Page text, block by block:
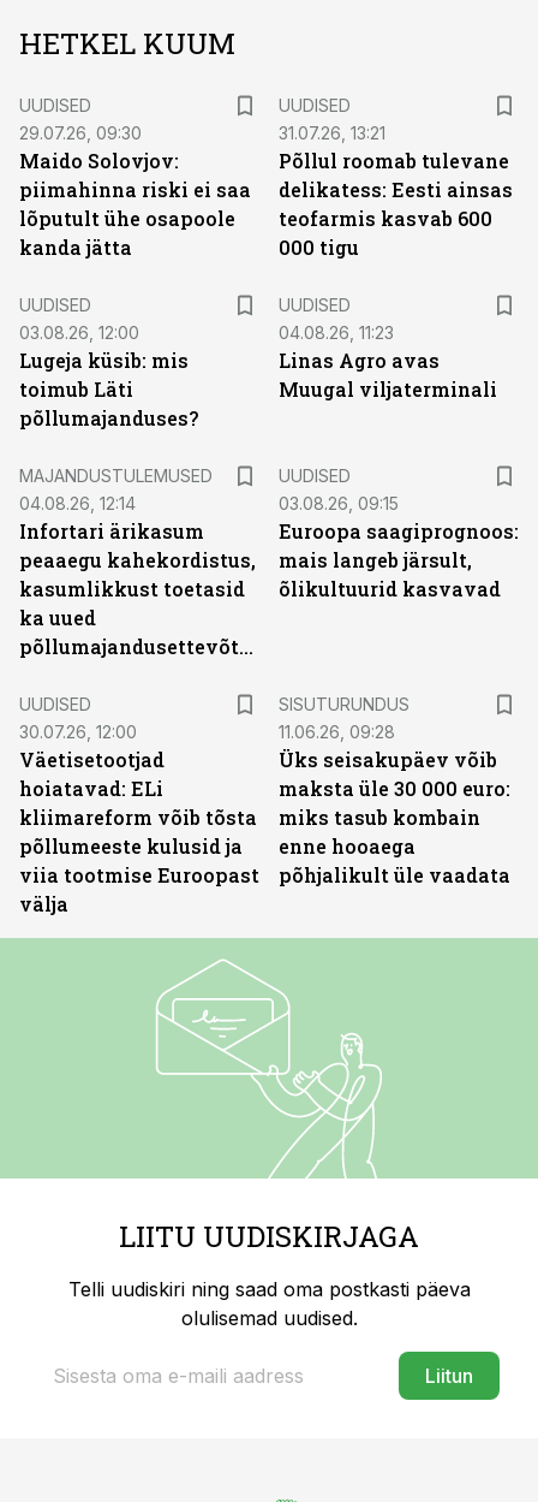
HETKEL KUUM
UUDISED
29.07.26, 09:30
Maido Solovjov:
piimahinna riski ei saa
lõputult ühe osapoole
kanda jätta
UUDISED
31.07.26, 13:21
Põllul roomab tulevane
delikatess: Eesti ainsas
teofarmis kasvab 600
000 tigu
UUDISED
03.08.26, 12:00
Lugeja küsib: mis
toimub Läti
põllumajanduses?
UUDISED
04.08.26, 11:23
Linas Agro avas
Muugal viljaterminali
MAJANDUSTULEMUSED
04.08.26, 12:14
Infortari ärikasum
peaaegu kahekordistus,
kasumlikkust toetasid
ka uued
põllumajandusettevõtted
UUDISED
03.08.26, 09:15
Euroopa saagiprognoos:
mais langeb järsult,
õlikultuurid kasvavad
UUDISED
30.07.26, 12:00
Väetisetootjad
hoiatavad: ELi
kliimareform võib tõsta
põllumeeste kulusid ja
viia tootmise Euroopast
välja
SISUTURUNDUS
11.06.26, 09:28
Üks seisakupäev võib
maksta üle 30 000 euro:
miks tasub kombain
enne hooaega
põhjalikult üle vaadata
LIITU UUDISKIRJAGA
Telli uudiskiri ning saad oma postkasti päeva
olulisemad uudised.
Liitun